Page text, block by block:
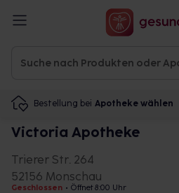
Bestellung bei Apotheke wählen
Victoria Apotheke
Trierer Str. 264
52156 Monschau
Geschlossen • Öffnet 8:00 Uhr